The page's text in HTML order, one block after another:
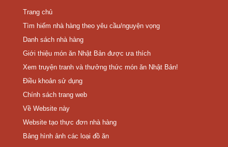
Trang chủ
Tìm hiếm nhà hàng theo yêu cầu/nguyện vọng
Danh sách nhà hàng
Giới thiệu món ăn Nhật Bản được ưa thích
Xem truyện tranh và thưởng thức món ăn Nhật Bản!
Điều khoản sử dụng
Chính sách trang web
Về Website này
Website tạo thực đơn nhà hàng
Bảng hình ảnh các loại đồ ăn